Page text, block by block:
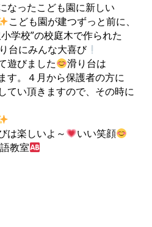
なったこども園に新しい
こども園が建つずっと前に、
学校”の校庭木で作られた
台にみんな大喜び
遊びました
滑り台は
す。４月から保護者の方に
てい頂きますので、その時に
楽しいよ～
いい笑顔
教室